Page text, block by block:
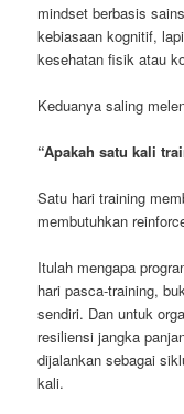
mindset berbasis
kebiasaan kognitif,
kesehatan fisik atau
Keduanya saling
“Apakah satu kali
Satu hari training
membutuhkan
Itulah mengapa
hari pasca-training,
sendiri. Dan untuk
resiliensi jangka
dijalankan sebagai
kali.